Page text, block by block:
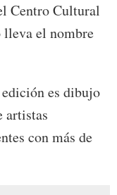
Centro Cultural
lleva el nombre
es dibujo
artistas
con más de